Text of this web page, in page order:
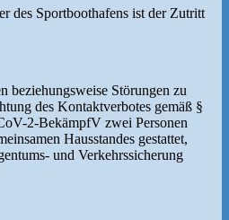
des Sportboothafens ist der Zutritt
beziehungsweise Störungen zu
des Kontaktverbotes gemäß §
2-BekämpfV zwei Personen
Hausstandes gestattet,
und Verkehrssicherung